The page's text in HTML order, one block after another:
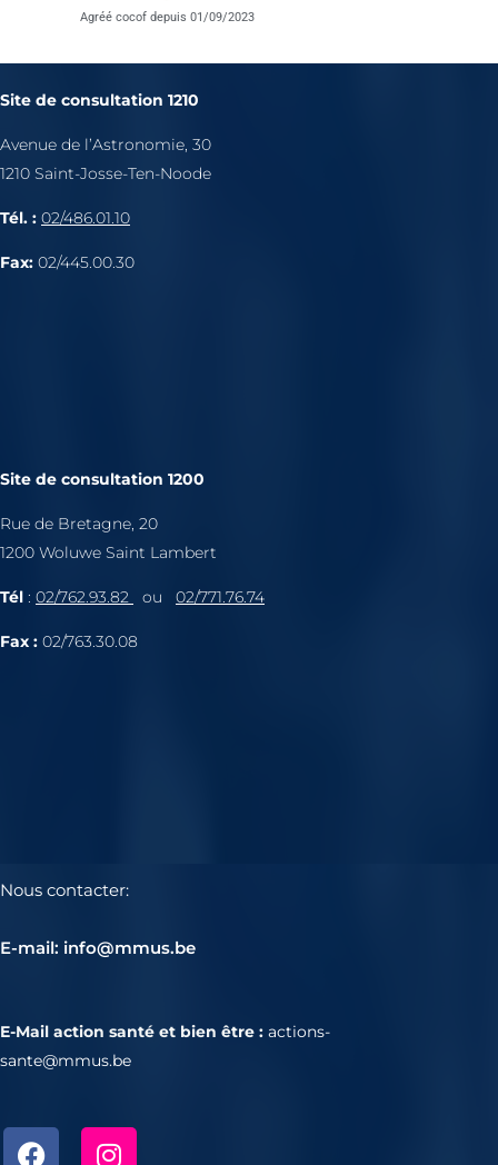
Agréé cocof depuis 01/09/2023
Site de consultation 1210
Avenue de l’Astronomie, 30
1210 Saint-Josse-Ten-Noode
Tél. : 02/486.01.10
Fax: 02/445.00.30
Site de consultation 1200
Rue de Bretagne, 20
1200 Woluwe Saint Lambert
Tél : 02/762.93.82 ou 02/771.76.74
Fax : 02/763.30.08
Nous contacter:
E-mail: info@mmus.be
E-Mail action santé et bien être : actions-
sante@mmus.be
F
I